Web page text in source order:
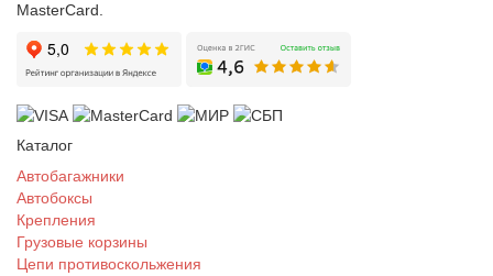
MasterCard.
Каталог
Автобагажники
Автобоксы
Крепления
Грузовые корзины
Цепи противоскольжения